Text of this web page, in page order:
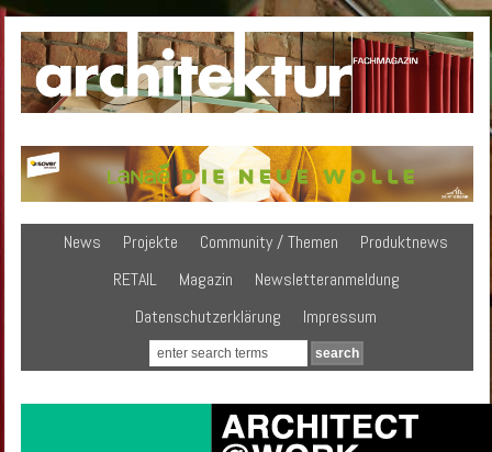
News Projekte Community / Themen
Produktnews
RETAIL
Magazin
Newsletteranmeldung
Datenschutzerklärung
Impressum